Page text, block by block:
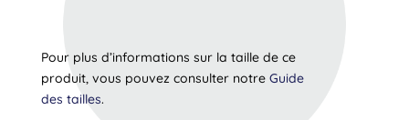
Pour plus d’informations sur la taille de ce
produit, vous pouvez consulter notre Guide
des tailles.